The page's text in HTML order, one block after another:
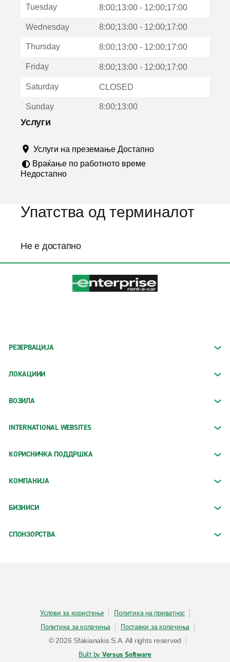
о
р
Tuesday 8:00;13:00 - 12:00;17:00
Wednesday 8:00;13:00 - 12:00;17:00
Thursday 8:00;13:00 - 12:00;17:00
Friday 8:00;13:00 - 12:00;17:00
Saturday CLOSED
Sunday 8:00;13:00
Услуги
Услуги на преземање Достапно
Враќање по работното време
Недостапно
Упатства од терминалот
Не е достапно
РЕЗЕРВАЦИЈА
ЛОКАЦИИИ
ВОЗИЛА
INTERNATIONAL WEBSITES
КОРИСНИЧКА ПОДДРШКА
КОМПАНИЈА
БИЗНИСИ
СПОНЗОРСТВА
Услови за користење
Политика на приватнос
Политика за колачиња
Поставки за колачиња
© 2026 Sfakianakis S.A. All rights reserved
Built by Versus Software